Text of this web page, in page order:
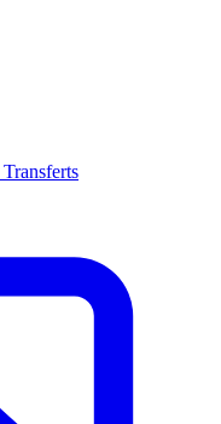
Transferts